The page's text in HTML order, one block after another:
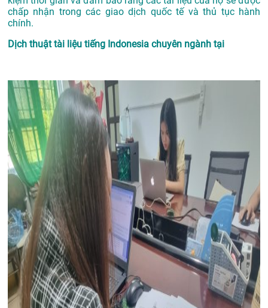
chấp nhận trong các giao dịch quốc tế và thủ tục hành
chính.
Dịch thuật tài liệu tiếng Indonesia chuyên ngành tại